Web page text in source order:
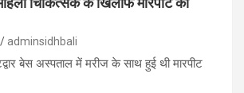
adminsidhbali
बेस अस्पताल में मरीज के साथ हुई थी मारपीट